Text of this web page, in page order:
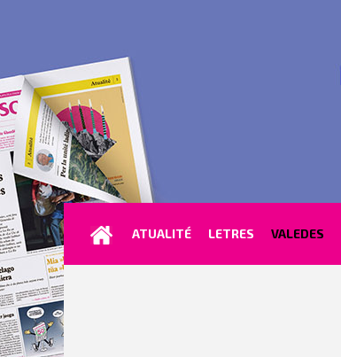
ATUALITÉ LETRES VALEDES